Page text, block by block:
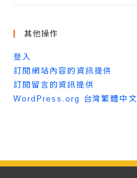
其他操作
登入
訂閱網站內容的資訊提供
訂閱留言的資訊提供
WordPress.org 台灣繁體中文